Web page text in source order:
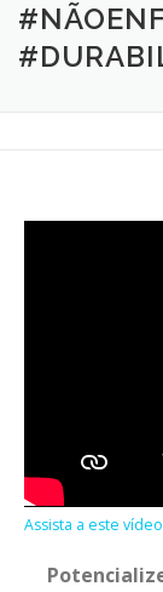
Assista a este